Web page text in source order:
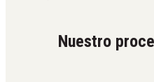
Nuestro